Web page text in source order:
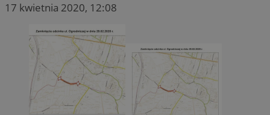
17 kwietnia 2020, 12:08